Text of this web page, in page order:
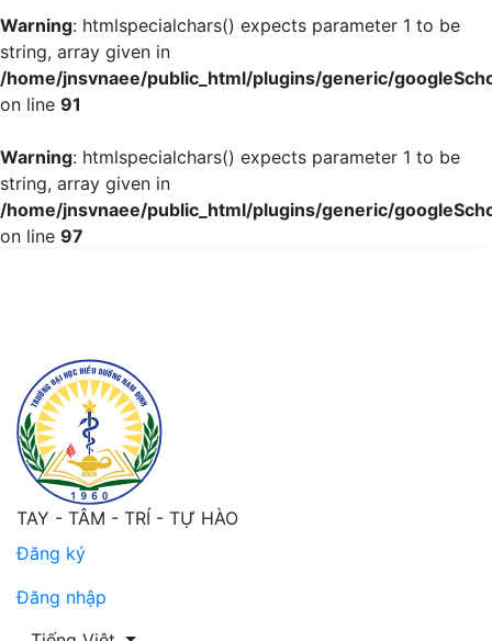
Warning: htmlspecialchars() expects parameter 1 to be
string, array given in
/home/jnsvnaee/public_html/plugins/generic/
on line 91
Warning: htmlspecialchars() expects parameter 1 to be
string, array given in
/home/jnsvnaee/public_html/plugins/generic/
on line 97
TAY - TÂM - TRÍ - TỰ HÀO
Đăng ký
Đăng nhập